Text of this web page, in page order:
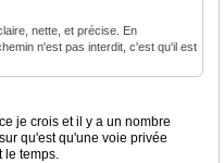
nette, et précise. En
n'est pas interdit, c'est qu'il est
je crois et il y a un nombre
qu'est qu'une voie privée
le temps.